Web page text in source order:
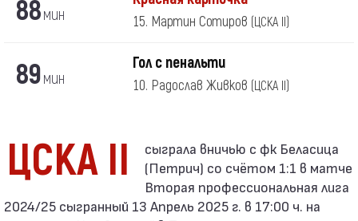
88мин 15. Мартин Сотиров (ЦСКА II)
89мин
Гол с пенальти
10. Радослав Живков (ЦСКА II)
ЦСКА II
(Петрич) со счётом 1:1 в матче
Вторая профессиональная лига
2024/25 сыгранный 13 Апрель 2025 г. в 17:00 ч. на